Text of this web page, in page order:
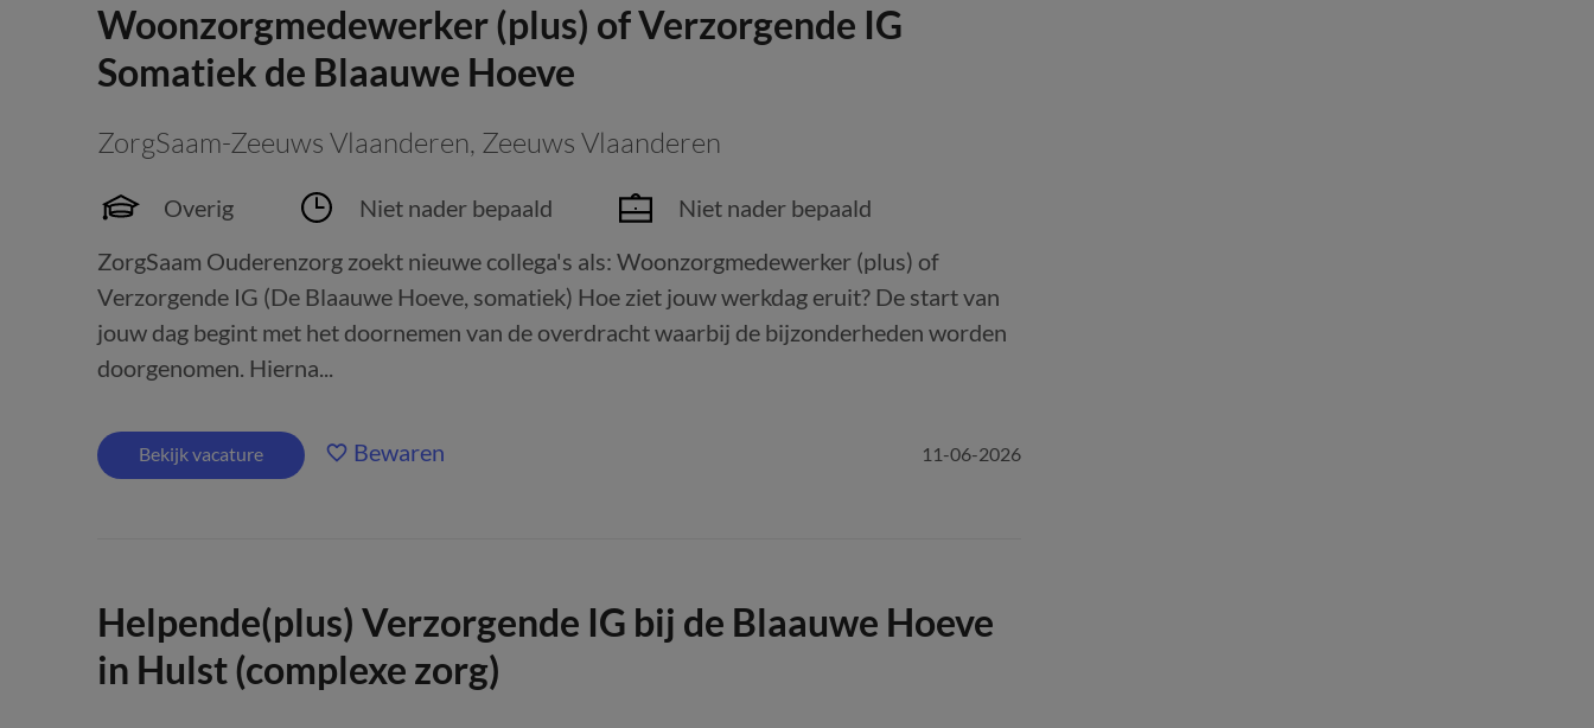
Woonzorgmedewerker (plus) of Verzorgende IG
Somatiek de Blaauwe Hoeve
ZorgSaam-Zeeuws Vlaanderen, Zeeuws Vlaanderen
Overig Niet nader bepaald
Niet nader bepaald
ZorgSaam Ouderenzorg zoekt nieuwe collega's als: Woonzorgmedewerker (plus) of
Verzorgende IG (De Blaauwe Hoeve, somatiek) Hoe ziet jouw werkdag eruit? De start van
jouw dag begint met het doornemen van de overdracht waarbij de bijzonderheden worden
doorgenomen. Hierna...
Bekijk vacature Bewaren 11-06-2026
Helpende(plus) Verzorgende IG bij de Blaauwe Hoeve
in Hulst (complexe zorg)